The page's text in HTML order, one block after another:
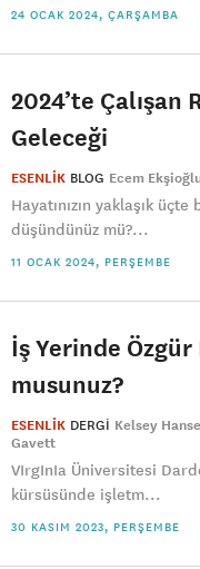
24 OCAK 2024, ÇARŞAMBA
2024’te Çalışan
Geleceği
ESENLİK BLOG Ecem
​Hayatınızın yaklaşık
düşündünüz mü?...
11 OCAK 2024, PERŞEMBE
İş Yerinde
musunuz?
ESENLİK DERGI Kelsey
Gavett
VIrgInIa Üniversitesi
kürsüsünde işletm...
30 KASIM 2023, PERŞEMBE